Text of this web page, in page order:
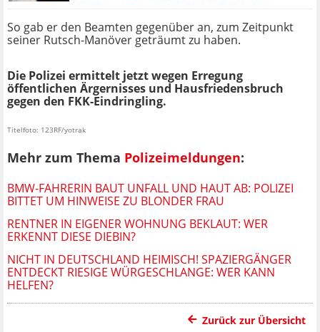
So gab er den Beamten gegenüber an, zum Zeitpunkt
seiner Rutsch-Manöver geträumt zu haben.
Die Polizei ermittelt jetzt wegen Erregung
öffentlichen Ärgernisses und Hausfriedensbruch
gegen den FKK-Eindringling.
Titelfoto: 123RF/yotrak
Mehr zum Thema Polizeimeldungen:
BMW-FAHRERIN BAUT UNFALL UND HAUT AB: POLIZEI
BITTET UM HINWEISE ZU BLONDER FRAU
RENTNER IN EIGENER WOHNUNG BEKLAUT: WER
ERKENNT DIESE DIEBIN?
NICHT IN DEUTSCHLAND HEIMISCH! SPAZIERGÄNGER
ENTDECKT RIESIGE WÜRGESCHLANGE: WER KANN
HELFEN?
Zurück zur Übersicht